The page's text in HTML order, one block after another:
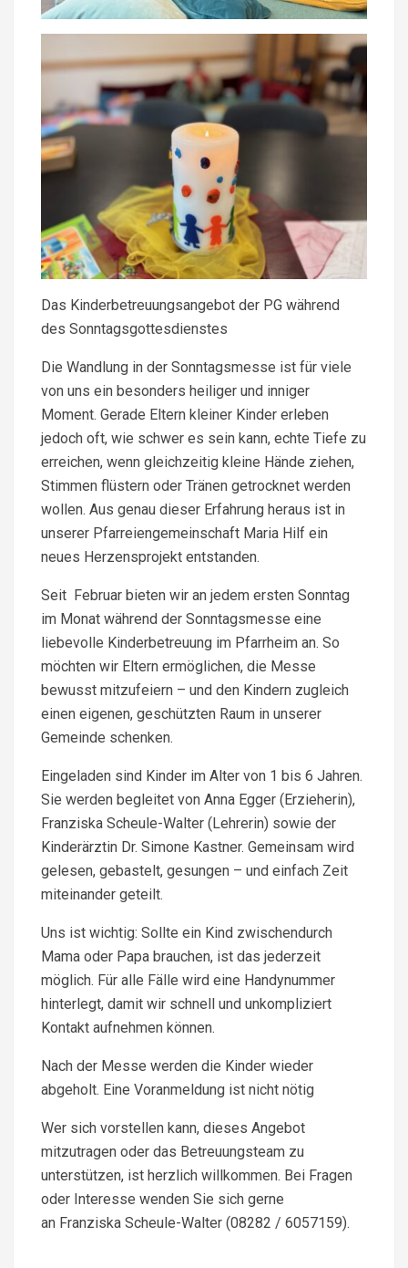
Das Kinderbetreuungsangebot der PG während
des Sonntagsgottesdienstes
Die Wandlung in der Sonntagsmesse ist für viele
von uns ein besonders heiliger und inniger
Moment. Gerade Eltern kleiner Kinder erleben
jedoch oft, wie schwer es sein kann, echte Tiefe zu
erreichen, wenn gleichzeitig kleine Hände ziehen,
Stimmen flüstern oder Tränen getrocknet werden
wollen. Aus genau dieser Erfahrung heraus ist in
unserer Pfarreiengemeinschaft Maria Hilf ein
neues Herzensprojekt entstanden.
Seit Februar bieten wir an jedem ersten Sonntag
im Monat während der Sonntagsmesse eine
liebevolle Kinderbetreuung im Pfarrheim an. So
möchten wir Eltern ermöglichen, die Messe
bewusst mitzufeiern – und den Kindern zugleich
einen eigenen, geschützten Raum in unserer
Gemeinde schenken.
Eingeladen sind Kinder im Alter von 1 bis 6 Jahren.
Sie werden begleitet von Anna Egger (Erzieherin),
Franziska Scheule-Walter (Lehrerin) sowie der
Kinderärztin Dr. Simone Kastner. Gemeinsam wird
gelesen, gebastelt, gesungen – und einfach Zeit
miteinander geteilt.
Uns ist wichtig: Sollte ein Kind zwischendurch
Mama oder Papa brauchen, ist das jederzeit
möglich. Für alle Fälle wird eine Handynummer
hinterlegt, damit wir schnell und unkompliziert
Kontakt aufnehmen können.
Nach der Messe werden die Kinder wieder
abgeholt. Eine Voranmeldung ist nicht nötig
Wer sich vorstellen kann, dieses Angebot
mitzutragen oder das Betreuungsteam zu
unterstützen, ist herzlich willkommen. Bei Fragen
oder Interesse wenden Sie sich gerne
an Franziska Scheule-Walter (08282 / 6057159).